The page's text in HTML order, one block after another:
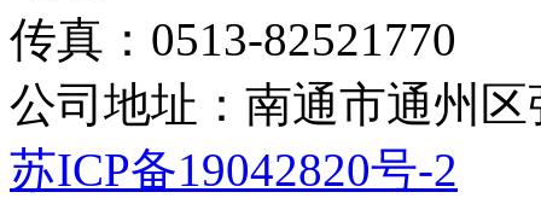
传真：0513-82521770
公司地址：南通市通州
苏ICP备19042820号-2